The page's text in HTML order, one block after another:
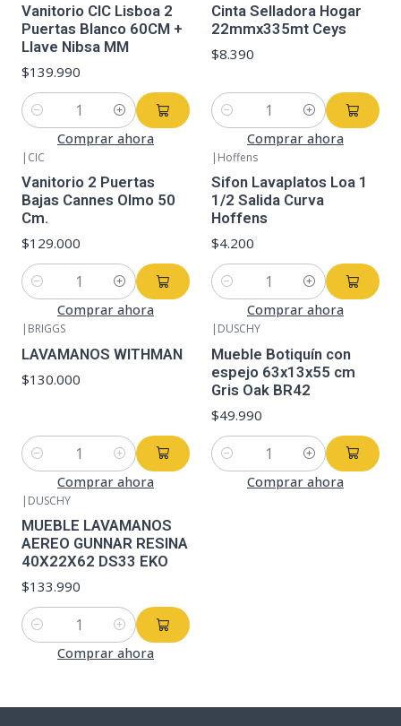
Vanitorio CIC Lisboa 2
Puertas Blanco 60CM +
Llave Nibsa MM
$139.990
Cantidad
Comprar ahora
Cinta Selladora Hogar
22mmx335mt Ceys
$8.390
Cantidad
Comprar ahora
| CIC
Vanitorio 2 Puertas
Bajas Cannes Olmo 50
Cm.
$129.000
Cantidad
Comprar ahora
| Hoffens
Sifon Lavaplatos Loa 1
1/2 Salida Curva
Hoffens
$4.200
Cantidad
Comprar ahora
BRIGGS
LAVAMANOS WITHMAN
$130.000
Cantidad
Comprar ahora
DUSCHY
Mueble Botiquín con
espejo 63x13x55 cm
Gris Oak BR42
$49.990
Cantidad
Comprar ahora
| DUSCHY
MUEBLE LAVAMANOS
AEREO GUNNAR RESINA
40X22X62 DS33 EKO
$133.990
Cantidad
Comprar ahora